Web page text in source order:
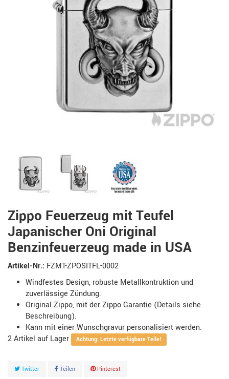
Zippo Feuerzeug mit Teufel
Japanischer Oni Original
Benzinfeuerzeug made in USA
Artikel-Nr.: FZMT-ZPOSITFL-0002
Windfestes Design, robuste Metallkontruktion und
zuverlässige Zündung.
Original Zippo, mit der Zippo Garantie (Details siehe
Beschreibung).
Kann mit einer Wunschgravur personalisiert werden.
2Artikel Achtung: Letzte verfügbare Teile!
Twitter Teilen Pinterest